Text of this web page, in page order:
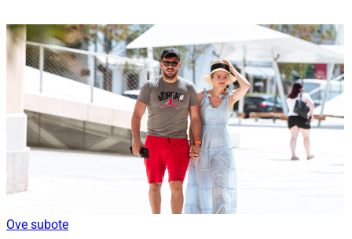
Ove subote